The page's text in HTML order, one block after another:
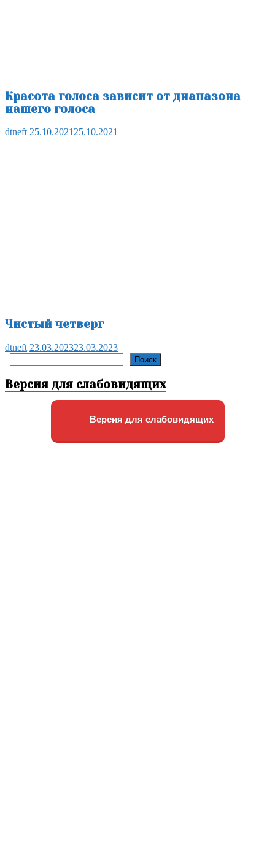
Красота голоса зависит от диапазона
нашего голоса
dtneft 25.10.202125.10.2021
Чистый четверг
dtneft 23.03.202323.03.2023
Поиск
Версия для слабовидящих
Версия для слабовидящих